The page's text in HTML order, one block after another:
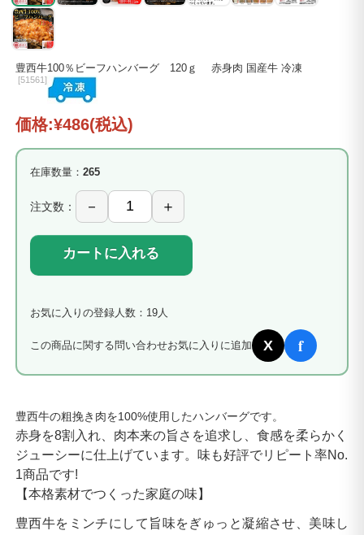
豊西牛100％ビーフハンバーグ 120ｇ 赤身肉 国産牛 冷凍
[51561]
価格:¥486(税込)
在庫数量： 265
注文数：
カートに入れる
お気に入りの登録人数：19人
この商品に関する問い合わせお気に入りに追加 X f
豊西牛の粗挽き肉を100%使用したハンバーグです。
赤身を8割入れ、肉本来の旨さを追求し、食感を柔らかく
ジューシーに仕上げています。味も好評でリピート率No.
1商品です!
【本格素材でつくった家庭の味】
豊西牛をミンチにして旨味をぎゅっと凝縮させ、美味し